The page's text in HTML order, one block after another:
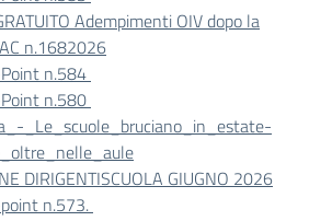
Adempimenti OIV dopo la
n.1682026
n.584
n.580
_Le_scuole_bruciano_in_estate-
DIRIGENTISCUOLA GIUGNO 2026
n.573.